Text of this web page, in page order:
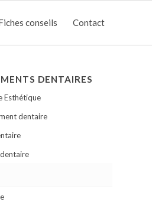
conseils Contact
DENTAIRES
Esthétique
dentaire